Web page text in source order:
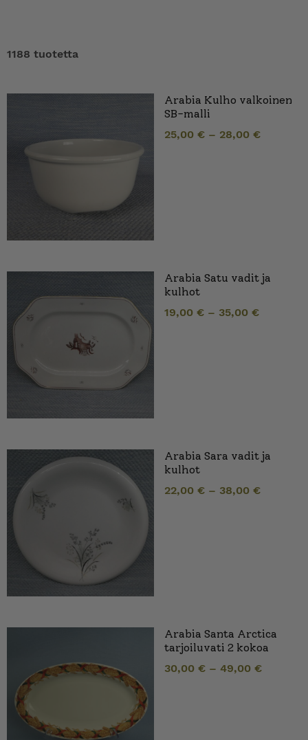
1188 tuotetta
Arabia Kulho valkoinen
SB-malli
25,00 € – 28,00 €
Arabia Satu vadit ja
kulhot
19,00 € – 35,00 €
Arabia Sara vadit ja
kulhot
22,00 € – 38,00 €
Arabia Santa Arctica
tarjoiluvati 2 kokoa
30,00 € – 49,00 €